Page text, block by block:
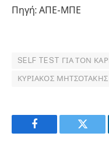
Πηγή: ΑΠΕ-ΜΠΕ
SELF TEST ΓΙΑ ΤΟΝ
ΚΥΡΙΆΚΟΣ ΜΗΤΣΟΤΆΚΗΣ
Facebook